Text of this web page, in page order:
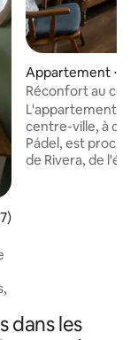
moyenne sur la
Appartement ⋅
Réconfort au
L'appartement
centre-ville, à
Pádel, est
de Rivera, de
commerçantes
dans les